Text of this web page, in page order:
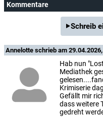
Kommentare
Schreib
Annelotte schrieb am
Hab nun
Mediathek
Krimiserie
Gefällt mir
dass weitere
gedreht